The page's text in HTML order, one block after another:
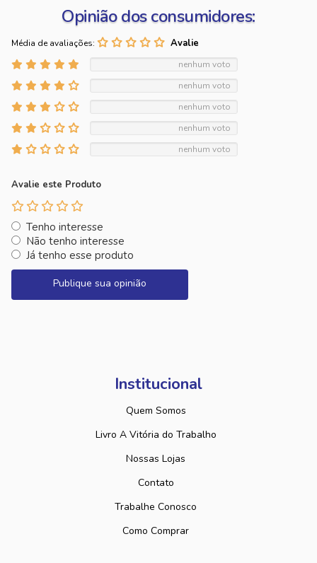
Opinião dos consumidores:
Média de avaliações:
nenhum voto
nenhum voto
nenhum voto
nenhum voto
nenhum voto
Avalie este Produto
Tenho interesse
Não tenho interesse
Já tenho esse produto
Publique sua opinião
Institucional
Quem Somos
Livro A Vitória do Trabalho
Nossas Lojas
Contato
Trabalhe Conosco
Como Comprar